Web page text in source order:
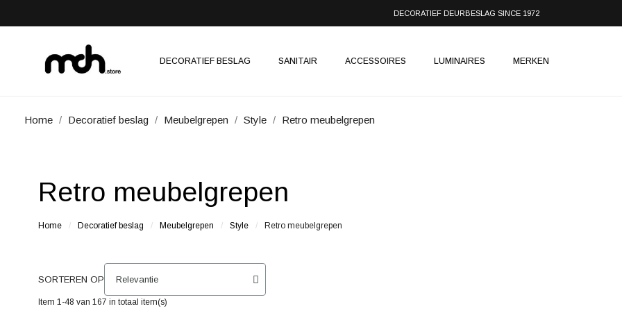
DECORATIEF DEURBESLAG SINCE 1972
DECORATIEF BESLAG SANITAIR ACCESSOIRES LUMINAIRES MERKEN
Home Decoratief beslag Meubelgrepen Style Retro meubelgrepen
Retro meubelgrepen
Home Decoratief beslag Meubelgrepen Style Retro meubelgrepen
SORTEREN OP
Item 1-48 van 167 in totaal item(s)